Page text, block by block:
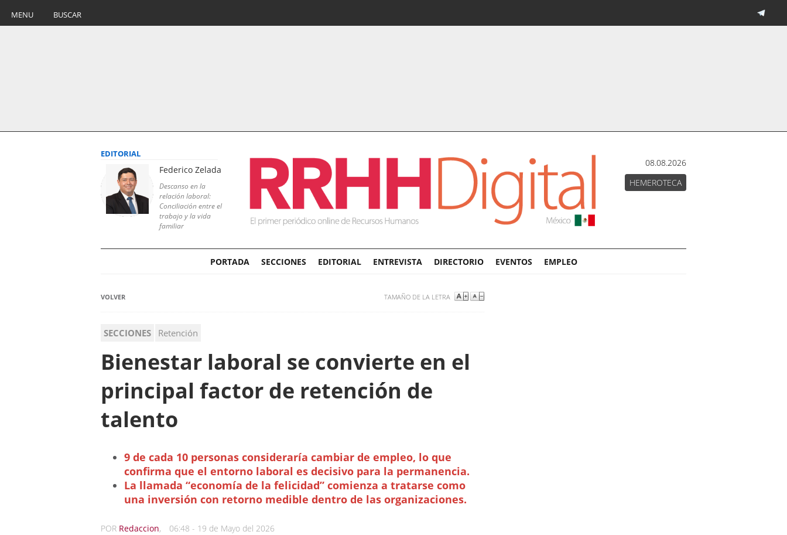
MENU BUSCAR
EDITORIAL
Federico Zelada
Descanso en la
relación laboral:
Conciliación entre el
trabajo y la vida
familiar
08.08.2026
HEMEROTECA
PORTADA SECCIONES EDITORIAL ENTREVISTA DIRECTORIO EVENTOS EMPLEO
VOLVER TAMAÑO DE LA LETRA
SECCIONES Retención
Bienestar laboral se convierte en el
principal factor de retención de
talento
9 de cada 10 personas consideraría cambiar de empleo, lo que
confirma que el entorno laboral es decisivo para la permanencia.
La llamada “economía de la felicidad” comienza a tratarse como
una inversión con retorno medible dentro de las organizaciones.
POR Redaccion, 06:48 - 19 de Mayo del 2026